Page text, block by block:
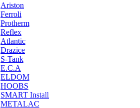
Ariston
Ferroli
Protherm
Reflex
Atlantic
Drazice
S-Tank
E.C.A
ELDOM
HOOBS
SMART Install
METALAC